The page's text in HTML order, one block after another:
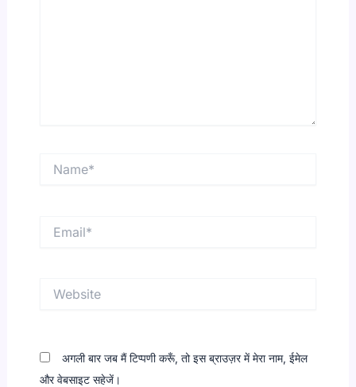
अगली बार जब मैं टिप्पणी करूँ, तो इस ब्राउज़र में मेरा नाम, ईमेल
और वेबसाइट सहेजें।